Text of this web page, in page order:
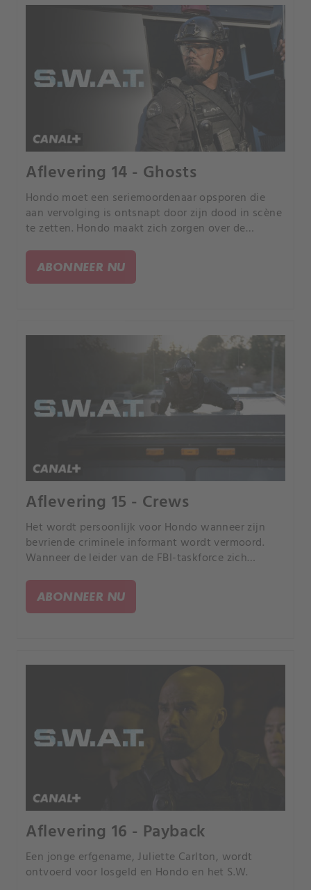
Aflevering 14 - Ghosts
Hondo moet een seriemoordenaar opsporen die
aan vervolging is ontsnapt door zijn dood in scène
te zetten. Hondo maakt zich zorgen over de
nadat die wordt ontslagen.
ABONNEER NU
Aflevering 15 - Crews
Het wordt persoonlijk voor Hondo wanneer zijn
bevriende criminele informant wordt vermoord.
Wanneer de leider van de FBI-taskforce zich
gedrag van de vrouw het team in het veld in
gevaar zal brengen.
ABONNEER NU
Aflevering 16 - Payback
Een jonge erfgename, Juliette Carlton, wordt
ontvoerd voor losgeld en Hondo en het S.W.